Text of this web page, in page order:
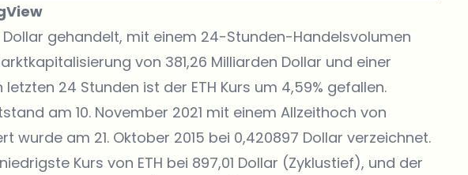
gehandelt, mit einem 24-Stunden-Handelsvolumen
von 381,26 Milliarden Dollar und einer
letzten 24 Stunden ist der ETH Kurs um 4,59% gefallen.
am 10. November 2021 mit einem Allzeithoch von
wurde am 21. Oktober 2015 bei 0,420897 Dollar verzeichnet.
Kurs von ETH bei 897,01 Dollar (Zyklustief), und der